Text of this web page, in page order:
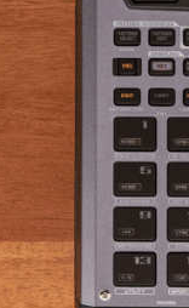
Мы в
О проекте
Помощь
Мы в
О проекте
Помощь